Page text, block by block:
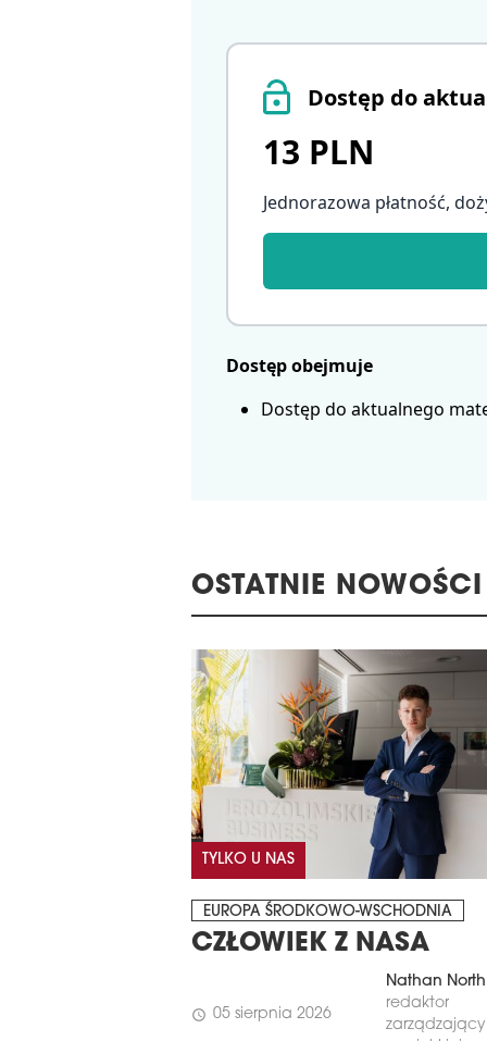
Dostęp do
13 PLN
Jednorazowa płatność,
Dostęp obejmuje
Dostęp do aktualnego
OSTATNIE NOWOŚCI
TYLKO U NAS
EUROPA ŚRODKOWO-WSCHODNIA
CZŁOWIEK Z NASA
schedule 05 sierpnia 2026
Nathan North
redaktor
zarządzający